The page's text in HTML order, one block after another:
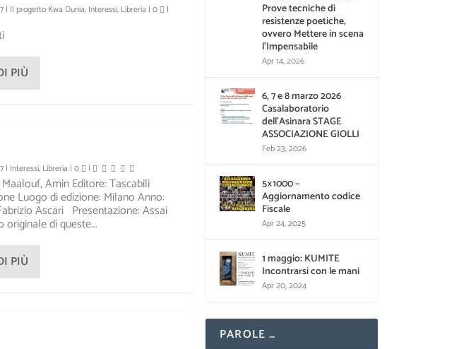
| Il progetto Kwa Dunia, Interessi, Libreria | 0 |
PIÙ
| Interessi, Libreria | 0 |
Amin Editore: Tascabili
Luogo di edizione: Milano Anno:
Ascari Presentazione: Assai
di queste...
PIÙ
Prove tecniche di
resistenze poetiche,
ovvero Mettere in scena
l’Impensabile
Apr 14, 2026
6, 7 e 8 marzo 2026
Casalaboratorio
dell’Asinara STAGE
ASSOCIAZIONE GIOLLI
Feb 23, 2026
5×1000 –
Aggiornamento codice
Fiscale
Apr 24, 2025
1 maggio: KUMITE
Incontrarsi con le mani
Apr 20, 2024
PAROLE …